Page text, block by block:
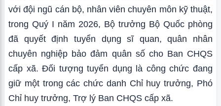
với đội ngũ cán bộ, nhân viên chuyên môn kỹ thuật,
trong Quý I năm 2026, Bộ trưởng Bộ Quốc phòng
đã quyết định tuyển dụng sĩ quan, quân nhân
chuyên nghiệp bảo đảm quân số cho Ban CHQS
cấp xã. Đối tượng tuyển dụng là công chức đang
giữ một trong các chức danh Chỉ huy trưởng, Phó
Chỉ huy trưởng, Trợ lý Ban CHQS cấp xã.